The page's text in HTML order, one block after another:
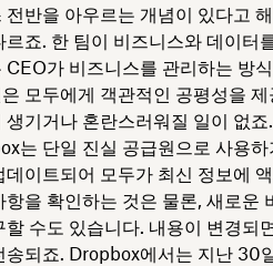
전반을 아우르는 개념이 있다고
르죠. 한 팀이 비즈니스와 데이터
CEO가 비즈니스를 관리하는 방
모두에게 객관적인 공평성을
생기거나 혼란스러워질 일이 없죠.
는 단일 진실 공급원으로 사용
데이트되어 모두가 최신 정보에
항을 확인하는 것은 물론, 새로운
할 수도 있습니다. 내용이 변경되
송되죠. Dropbox에서는 지난 30